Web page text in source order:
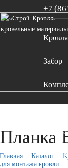
+7
Кровля
Забор
Акции
Планка
Главная Каталог
для монтажа кровли